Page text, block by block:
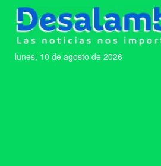
lunes, 10 de agosto de 2026